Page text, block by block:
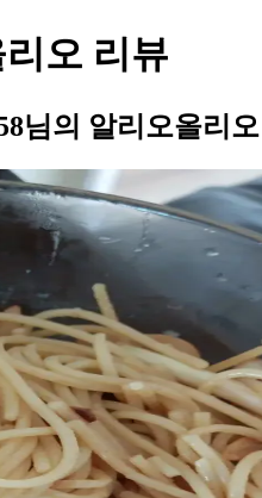
오 리뷰
님의 알리오올리